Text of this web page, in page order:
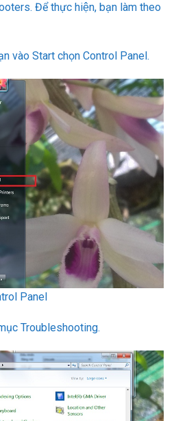
Để thực hiện, bạn làm theo
vào Start chọn Control Panel.
Panel
Troubleshooting.